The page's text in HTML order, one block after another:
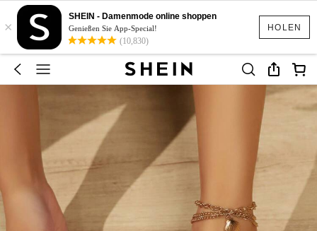
HOLEN
×
SHEIN - Damenmode online shoppen
Genießen Sie App-Special!
(10,830)